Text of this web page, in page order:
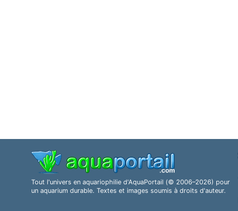
Tout l'univers en aquariophilie d'AquaPortail (© 2006–2026) pour
un aquarium durable. Textes et images soumis à droits d'auteur.